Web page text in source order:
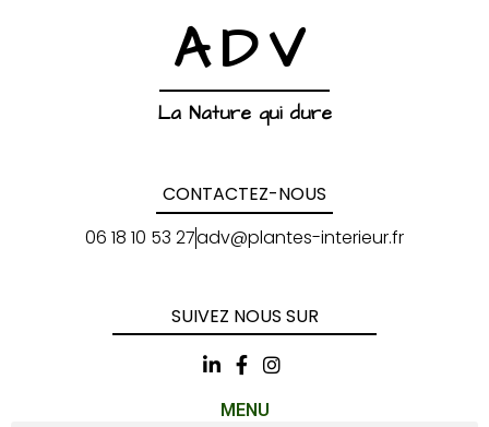
ADV
La Nature qui dure
CONTACTEZ-NOUS
06 18 10 53 27adv@plantes-interieur.fr
SUIVEZ NOUS SUR
MENU